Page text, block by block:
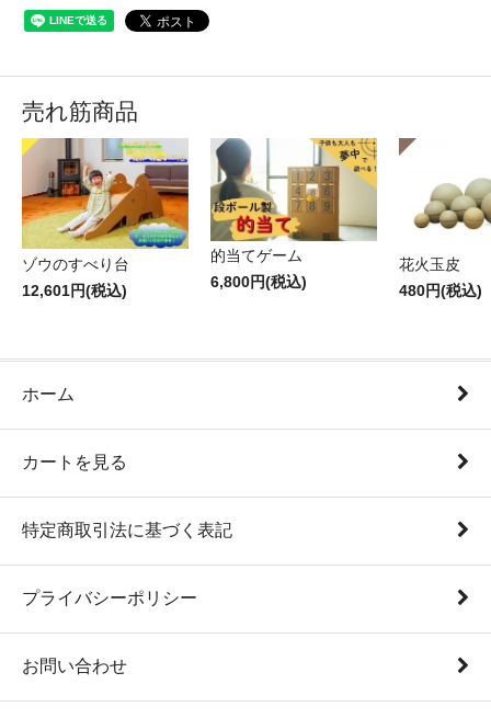
売れ筋商品
ゾウのすべり台
12,601円(税込)
的当てゲーム
6,800円(税込)
花火玉皮
480円(税込)
ホーム
カートを見る
特定商取引法に基づく表記
プライバシーポリシー
お問い合わせ